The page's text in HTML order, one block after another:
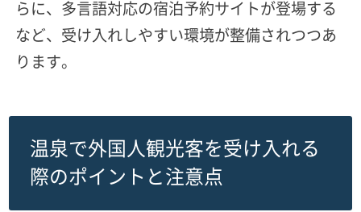
らに、多言語対応の宿泊予約サイトが登場する
など、受け入れしやすい環境が整備されつつあ
ります。
温泉で外国人観光客を受け入れる
際のポイントと注意点